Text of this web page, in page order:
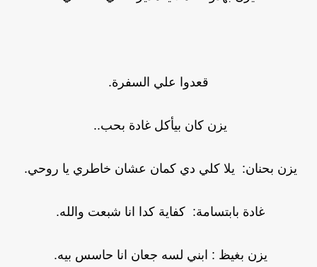
قعدوا علي السفرة.
يزن كان بيأكل غادة بحب..
يزن بحنان: يلا كلي دي كمان عشان خاطري يا روحي.
غادة بابتسامة: كفاية كدا انا شبعت والله.
يزن بغيظ : ابني لسه جعان انا حاسس بيه.